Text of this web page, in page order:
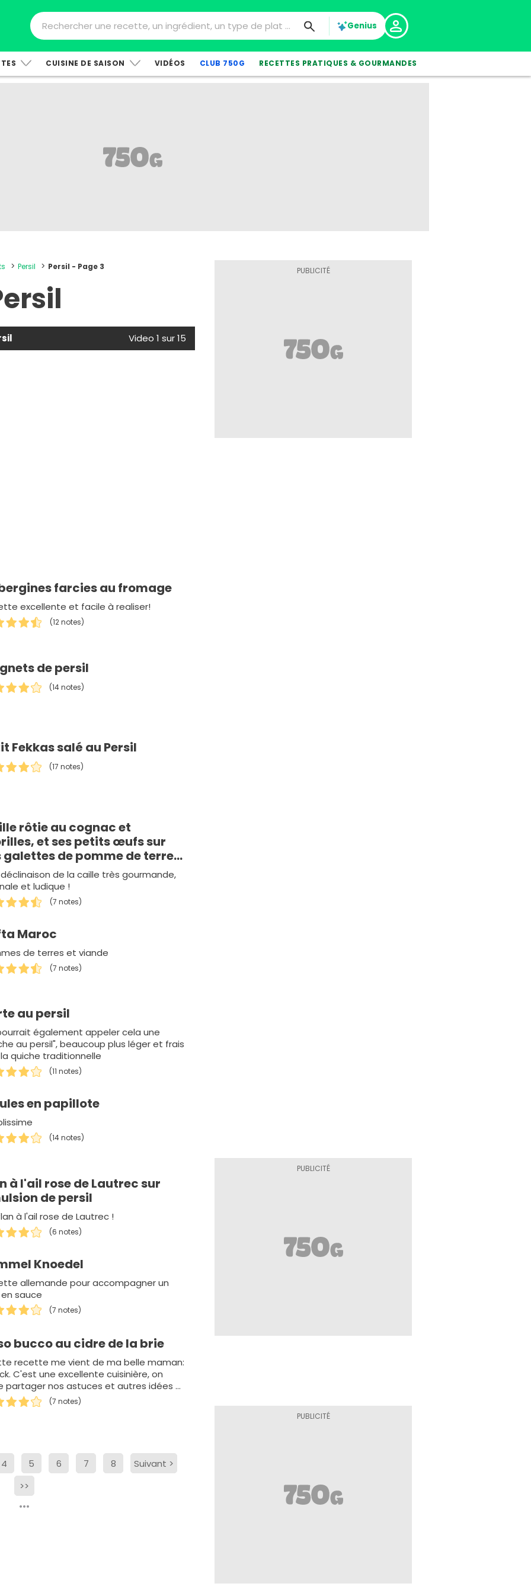
Genius
CUISINE DE SAISON VIDÉOS CLUB 750G RECETTES PRATIQUES & GOURMANDES
Persil Persil - Page 3
Video 1 sur 15
farcies au fromage
excellente et facile à realiser!
(12 notes)
de persil
(14 notes)
Fekkas salé au Persil
(17 notes)
rôtie au cognac et
et ses petits œufs sur
galettes de pomme de terre
et brisures de truffe,
de persil plat
de la caille très gourmande,
et ludique !
(7 notes)
Maroc
de terres et viande
(7 notes)
au persil
également appeler cela une
au persil", beaucoup plus léger et frais
quiche traditionnelle
(11 notes)
en papillote
(14 notes)
à l'ail rose de Lautrec sur
de persil
à l'ail rose de Lautrec !
(6 notes)
Knoedel
allemande pour accompagner un
sauce
(7 notes)
bucco au cidre de la brie
recette me vient de ma belle maman:
C'est une excellente cuisinière, on
partager nos astuces et autres idées et
est un de ses grands cl…
(7 notes)
4 5 6 7 8 Suivant >
>>